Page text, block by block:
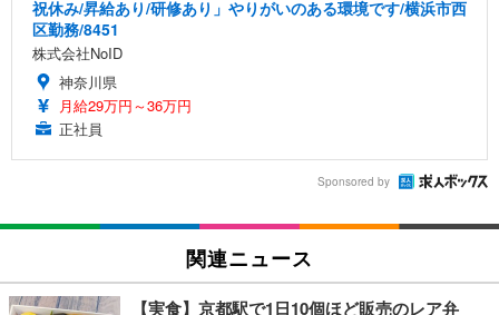
祝休み/昇給あり/研修あり」やりがいのある環境です/横浜市西
区勤務/8451
株式会社NoID
神奈川県
月給29万円～36万円
正社員
Sponsored by
関連ニュース
【実食】京都駅で1日10個ほど販売のレア弁